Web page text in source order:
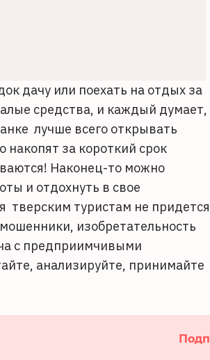
дачу или поехать на отдых за
средства, и каждый думает,
лучше всего открывать
накопят за короткий срок
Наконец-то можно
и отдохнуть в свое
тверским туристам не придется
изобретательность
с предприимчивыми
анализируйте, принимайте